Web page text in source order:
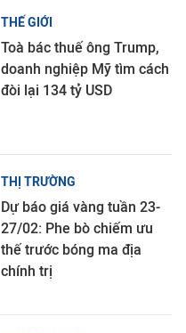
THẾ GIỚI
Toà bác thuế ông Trump,
doanh nghiệp Mỹ tìm cách
đòi lại 134 tỷ USD
THỊ TRƯỜNG
Dự báo giá vàng tuần 23-
27/02: Phe bò chiếm ưu
thế trước bóng ma địa
chính trị